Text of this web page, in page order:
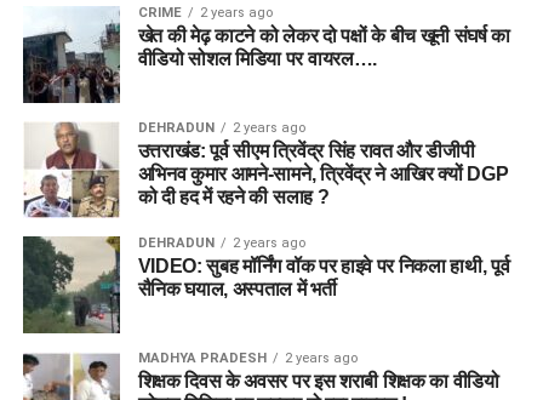
CRIME 2 years ago
खेत की मेढ़ काटने को लेकर दो पक्षों के बीच खूनी संघर्ष का
वीडियो सोशल मिडिया पर वायरल….
DEHRADUN 2 years ago
उत्तराखंड: पूर्व सीएम त्रिवेंद्र सिंह रावत और डीजीपी
अभिनव कुमार आमने-सामने, त्रिवेंद्र ने आखिर क्यों DGP
को दी हद में रहने की सलाह ?
DEHRADUN 2 years ago
VIDEO: सुबह मॉर्निंग वॉक पर हाइवे पर निकला हाथी, पूर्व
सैनिक घयाल, अस्पताल में भर्ती
MADHYA PRADESH 2 years ago
शिक्षक दिवस के अवसर पर इस शराबी शिक्षक का वीडियो